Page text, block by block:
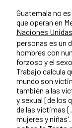
Guatemala no
que operan en
Naciones
personas es un
hombres con
forzoso y el
Trabajo calcula
mundo son
también a las
y sexual [de los
de las víctimas
mujeres y